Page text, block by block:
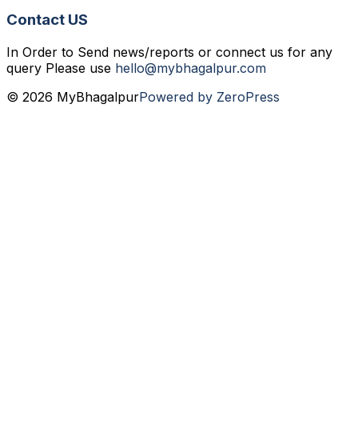
Contact US
In Order to Send news/reports or connect us for any
query Please use hello@mybhagalpur.com
© 2026 MyBhagalpurPowered by ZeroPress